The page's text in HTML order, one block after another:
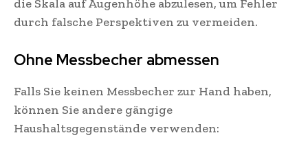
die Skala auf Augenhöhe abzulesen, um Fehler
durch falsche Perspektiven zu vermeiden.
Ohne Messbecher abmessen
Falls Sie keinen Messbecher zur Hand haben,
können Sie andere gängige
Haushaltsgegenstände verwenden: